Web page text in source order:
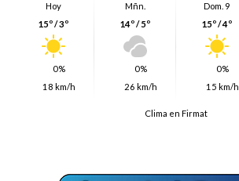
Hoy
15º / 3º
0%
18 km/h
Mñn.
14º / 5º
0%
26 km/h
Dom. 9
15º / 4º
0%
15 km/h
Clima en Firmat